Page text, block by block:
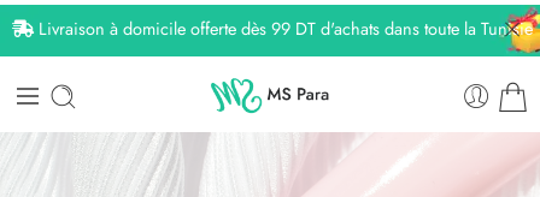
Livraison à domicile offerte dès 99 DT d'achats dans toute la Tunisie